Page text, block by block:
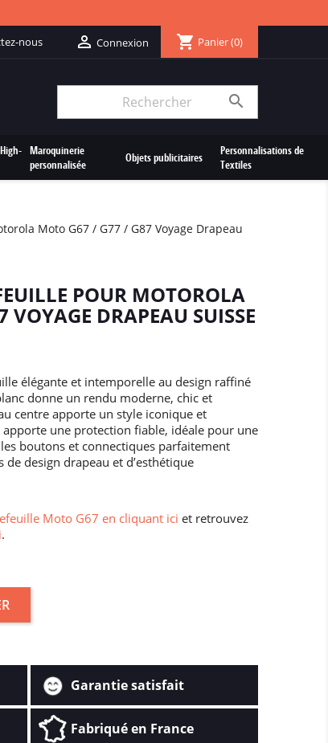
nous  Connexion shopping_cart Panier(0)

Maroquinerie
personnalisée
Objets publicitaires
Personnalisations de
Textiles
Moto G67 / G77 / G87 Voyage Drapeau
POUR MOTOROLA
DRAPEAU SUISSE
élégante et intemporelle au design raffiné
donne un rendu moderne, chic et
centre apporte un style iconique et
une protection fiable, idéale pour une
boutons et connectiques parfaitement
design drapeau et d’esthétique
Moto G67 en cliquant ici et retrouvez
.
Garantie satisfait
Fabriqué en France